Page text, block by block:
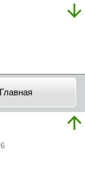
Главная